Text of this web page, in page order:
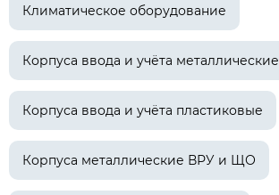
Климатическое оборудование
Корпуса ввода и учёта металлические
Корпуса ввода и учёта пластиковые
Корпуса металлические ВРУ и ЩО